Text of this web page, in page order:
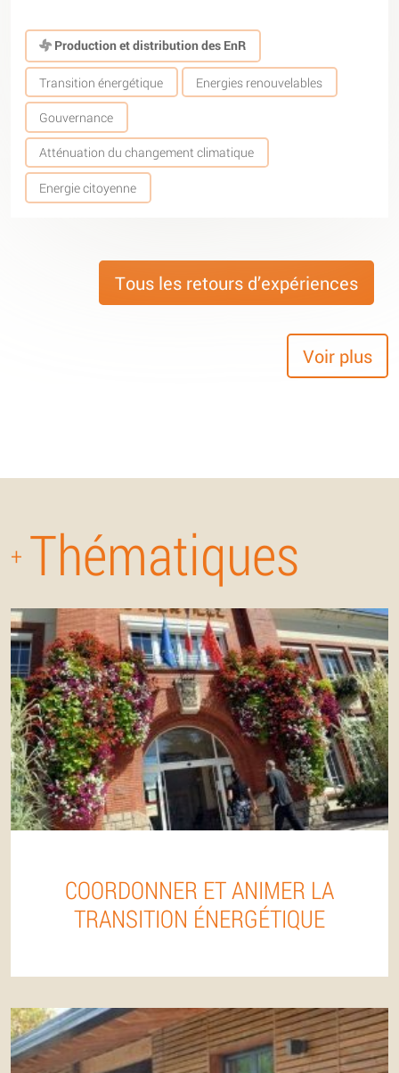
Production et distribution des EnR
Transition énergétique Energies renouvelables
Gouvernance
Atténuation du changement climatique
Energie citoyenne
Tous les retours d’expériences
Voir plus
+ Thématiques
COORDONNER ET ANIMER LA
TRANSITION ÉNERGÉTIQUE